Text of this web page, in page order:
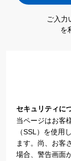
ご入力
を
セキュリティに
当ページはお客
（SSL）を使用
ます。尚、お客
場合、警告画面